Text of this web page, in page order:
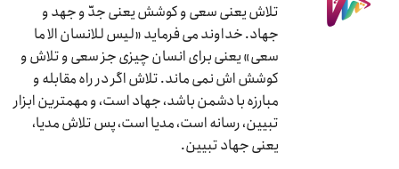
تلاش یعنی سعی و کوشش یعنی جدّ و جهد و
جهاد. خداوند می فرماید «لیس للانسان الا ما
سعی» یعنی برای انسان چیزی جز سعی و تلاش و
کوشش اش نمی ماند. تلاش اگر در راه مقابله و
مبارزه با دشمن باشد، جهاد است، و مهمترین ابزار
تبیین، رسانه است، مدیا است، پس تلاش مدیا،
یعنی جهاد تبیین.